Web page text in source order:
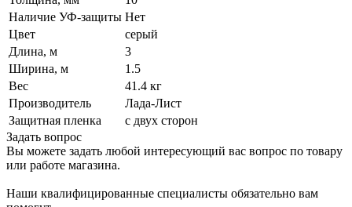
Наличие УФ-защиты Нет
Цвет
серый
Длина, м
3
Ширина, м
1.5
Вес
41.4 кг
Производитель
Лада-Лист
Защитная пленка
с двух сторон
Задать вопрос
Вы можете задать любой интересующий вас вопрос по товару
или работе магазина.
Наши квалифицированные специалисты обязательно вам